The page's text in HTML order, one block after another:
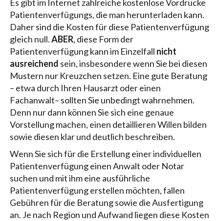
Es gibt im Internet zahlreiche kostenlose Vordrucke
Patientenverfügungs, die man herunterladen kann.
Daher sind die Kosten für diese Patientenverfügung
gleich null.ABER, diese Form der
Patientenverfügung kann im Einzelfall nicht
ausreichend sein, insbesondere wenn Sie bei diesen
Mustern nur Kreuzchen setzen. Eine gute Beratung
– etwa durch Ihren Hausarzt oder einen
Fachanwalt– sollten Sie unbedingt wahrnehmen.
Denn nur dann können Sie sich eine genaue
Vorstellung machen, einen detaillieren Willen bilden
sowie diesen klar und deutlich beschreiben.
Wenn Sie sich für die Erstellung einer individuellen
Patientenverfügung einen Anwalt oder Notar
suchen und mit ihm eine ausführliche
Patientenverfügung erstellen möchten, fallen
Gebühren für die Beratung sowie die Ausfertigung
an. Je nach Region und Aufwand liegen diese Kosten